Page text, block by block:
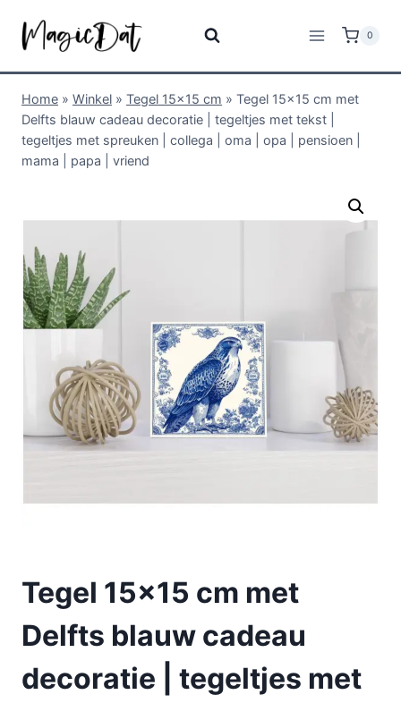
0
Home » Winkel » Tegel 15x15 cm » Tegel 15×15 cm met
Delfts blauw cadeau decoratie | tegeltjes met tekst |
tegeltjes met spreuken | collega | oma | opa | pensioen |
mama | papa | vriend
Tegel 15×15 cm met
Delfts blauw cadeau
decoratie | tegeltjes met